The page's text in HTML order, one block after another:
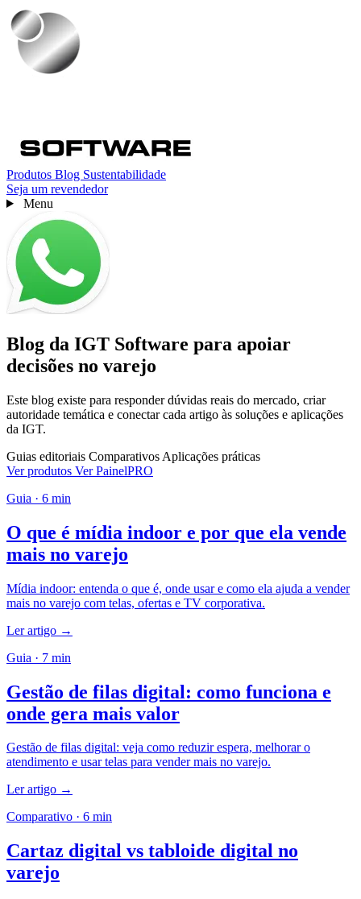
Produtos Blog Sustentabilidade
Seja um revendedor
Menu
Blog da IGT Software para apoiar
decisões no varejo
Este blog existe para responder dúvidas reais do mercado, criar
autoridade temática e conectar cada artigo às soluções e aplicações
da IGT.
Guias editoriais Comparativos Aplicações práticas
Ver produtos Ver PainelPRO
Guia · 6 min
O que é mídia indoor e por que ela vende
mais no varejo
Mídia indoor: entenda o que é, onde usar e como ela ajuda a vender
mais no varejo com telas, ofertas e TV corporativa.
Ler artigo →
Guia · 7 min
Gestão de filas digital: como funciona e
onde gera mais valor
Gestão de filas digital: veja como reduzir espera, melhorar o
atendimento e usar telas para vender mais no varejo.
Ler artigo →
Comparativo · 6 min
Cartaz digital vs tabloide digital no
varejo